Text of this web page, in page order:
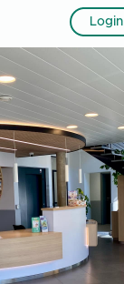
Login